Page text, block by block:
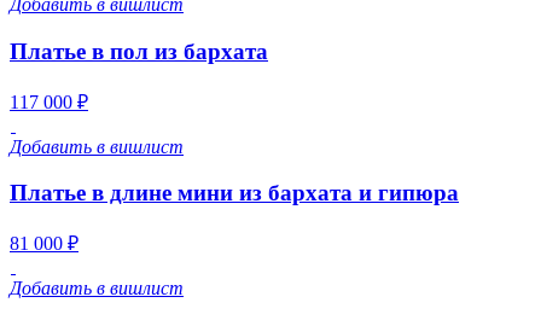
Добавить в вишлист
Платье в пол из бархата
117 000 ₽
Добавить в вишлист
Платье в длине мини из бархата и гипюра
81 000 ₽
Добавить в вишлист